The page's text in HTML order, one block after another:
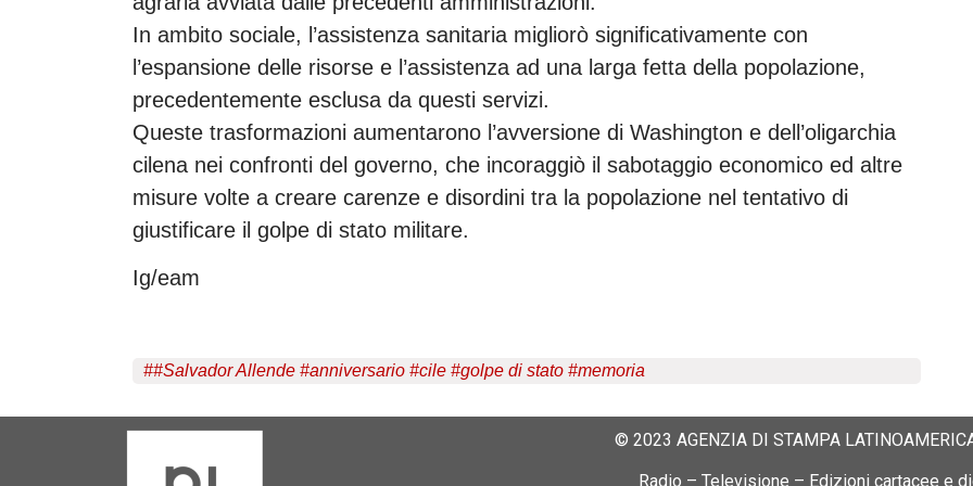
In ambito sociale, l’assistenza sanitaria migliorò significativamente con
l’espansione delle risorse e l’assistenza ad una larga fetta della popolazione,
precedentemente esclusa da questi servizi.
Queste trasformazioni aumentarono l’avversione di Washington e dell’oligarchia
cilena nei confronti del governo, che incoraggiò il sabotaggio economico ed altre
misure volte a creare carenze e disordini tra la popolazione nel tentativo di
giustificare il golpe di stato militare.
Ig/eam
##Salvador Allende #anniversario #cile #golpe di stato #memoria
© 2023 AGENZIA DI STAMPA
Radio – Televisione – Edizioni cartacee e